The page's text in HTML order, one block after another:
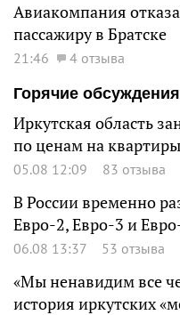
Авиакомпания
пассажиру в Братске
21:46
4 отзыва
Горячие обсуждения
Иркутская область
по ценам на
05.08 12:09 83 отзыва
В России временно
Евро-2, Евро-3 и
06.08 13:37 53 отзыва
«Мы ненавидим все
история иркутских